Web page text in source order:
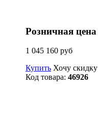
Розничная цена
1 045 160 руб
Купить Хочу скидку
Код товара: 46926